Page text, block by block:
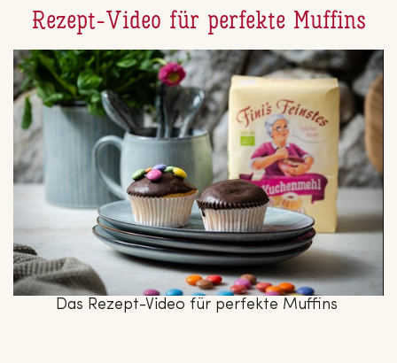
Rezept-Video für perfekte Muffins
Das Rezept-Video für perfekte Muffins